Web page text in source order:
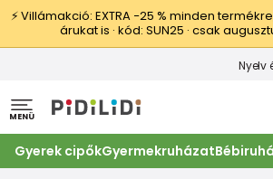
⚡ Villámakció: EXTRA −25 % minden
árukat is · kód: SUN25 · csak
Nyelv
MENÜ
Gyerek cipőkGyermekruházat